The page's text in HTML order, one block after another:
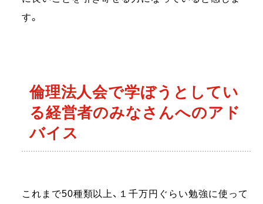
す。
倫理法人会で学ぼうとしてい
る経営者のみなさんへのアド
バイス
これまで50種類以上、１千万円ぐらい勉強に使って